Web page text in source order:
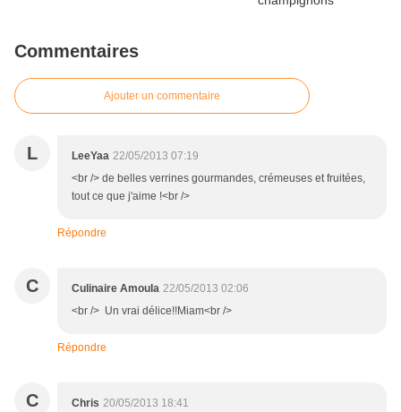
Commentaires
Ajouter un commentaire
L LeeYaa 22/05/2013 07:19
<br /> de belles verrines gourmandes, crémeuses et fruitées,
tout ce que j'aime !<br />
Répondre
C Culinaire Amoula 22/05/2013 02:06
<br /> Un vrai délice!!Miam<br />
Répondre
C Chris 20/05/2013 18:41